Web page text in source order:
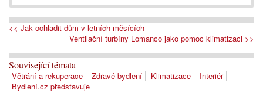
<< Jak ochladit dům v letních měsících
Ventilační turbíny Lomanco jako pomoc klimatizaci >>
Související témata
Větrání a rekuperace Zdravé bydlení Klimatizace
Interiér
Bydlení.cz představuje